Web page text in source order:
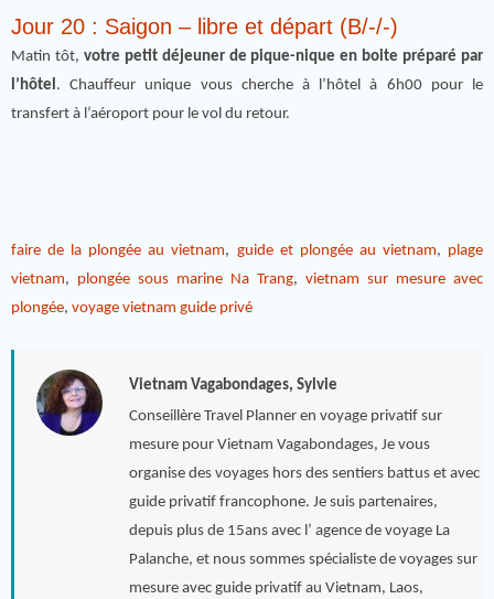
Jour 20 : Saigon – libre et départ (B/-/-)
Matin tôt, votre petit déjeuner de pique-nique en boite préparé par
l’hôtel. Chauffeur unique vous cherche à l’hôtel à 6h00 pour le
transfert à l’aéroport pour le vol du retour.
faire de la plongée au vietnam, guide et plongée au vietnam, plage
vietnam, plongée sous marine Na Trang, vietnam sur mesure avec
plongée, voyage vietnam guide privé
Vietnam Vagabondages, Sylvie
Conseillère Travel Planner en voyage privatif sur
mesure pour Vietnam Vagabondages, Je vous
organise des voyages hors des sentiers battus et avec
guide privatif francophone. Je suis partenaires,
depuis plus de 15ans avec l’ agence de voyage La
Palanche, et nous sommes spécialiste de voyages sur
mesure avec guide privatif au Vietnam, Laos,